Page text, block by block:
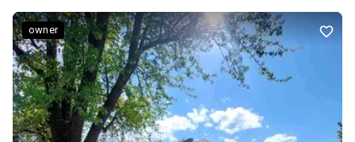
відповідною якістю. Всі документи впорядку, земля вся у
власності, споруди всі правильно оформлені. Додатково:
Мультимедіа: Супутникове ТБ, Швидкісний інтернет, Wi-Fi.
Комфорт: Підсобні приміщення, Балкон, Цоколь, підвал,
Огорожа, Гараж, Сад, город, Гостьовий, літній будинок, Грати на
вікнах, Душова кабіна. Комунікації: Асфальтована дорога,
Електрика, Газ, Каналізація септик, Свердловина
owner